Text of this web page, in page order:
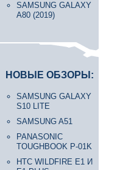
SAMSUNG GALAXY
A80 (2019)
НОВЫЕ ОБЗОРЫ:
SAMSUNG GALAXY
S10 LITE
SAMSUNG A51
PANASONIC
TOUGHBOOK P-01K
HTC WILDFIRE E1 И